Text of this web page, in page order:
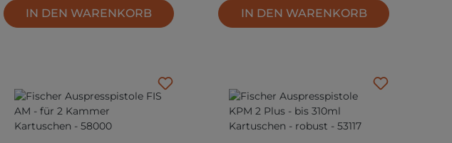
IN DEN WARENKORB IN DEN WARENKORB